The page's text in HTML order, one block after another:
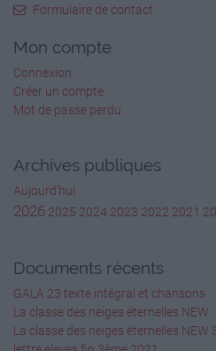
Formulaire de contact
Mon compte
Connexion
Créer un compte
Mot de passe perdu
Archives publiques
Aujourd'hui
2026 2025 2024 2023 2022 2021
Documents récents
GALA 23 texte intégral et chansons
La classe des neiges éternelles NEW
La classe des neiges éternelles NEW